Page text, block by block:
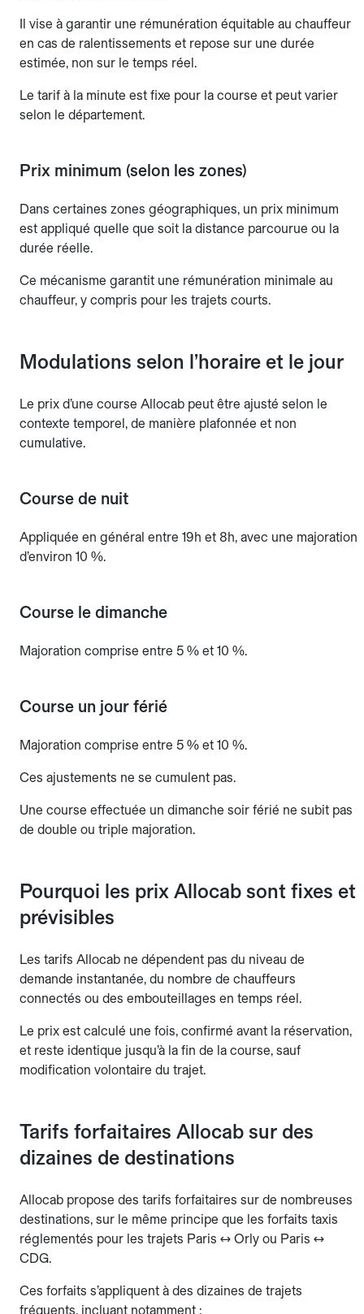
Il vise à garantir une rémunération équitable au chauffeur
en cas de ralentissements et repose sur une durée
estimée, non sur le temps réel.
Le tarif à la minute est fixe pour la course et peut varier
selon le département.
Prix minimum (selon les zones)
Dans certaines zones géographiques, un prix minimum
est appliqué quelle que soit la distance parcourue ou la
durée réelle.
Ce mécanisme garantit une rémunération minimale au
chauffeur, y compris pour les trajets courts.
Modulations selon l’horaire et le jour
Le prix d’une course Allocab peut être ajusté selon le
contexte temporel, de manière plafonnée et non
cumulative.
Course de nuit
Appliquée en général entre 19h et 8h, avec une majoration
d’environ 10 %.
Course le dimanche
Majoration comprise entre 5 % et 10 %.
Course un jour férié
Majoration comprise entre 5 % et 10 %.
Ces ajustements ne se cumulent pas.
Une course effectuée un dimanche soir férié ne subit pas
de double ou triple majoration.
Pourquoi les prix Allocab sont fixes et
prévisibles
Les tarifs Allocab ne dépendent pas du niveau de
demande instantanée, du nombre de chauffeurs
connectés ou des embouteillages en temps réel.
Le prix est calculé une fois, confirmé avant la réservation,
et reste identique jusqu’à la fin de la course, sauf
modification volontaire du trajet.
Tarifs forfaitaires Allocab sur des
dizaines de destinations
Allocab propose des tarifs forfaitaires sur de nombreuses
destinations, sur le même principe que les forfaits taxis
réglementés pour les trajets Paris ↔ Orly ou Paris ↔
CDG.
Ces forfaits s’appliquent à des dizaines de trajets
fréquents, incluant notamment :